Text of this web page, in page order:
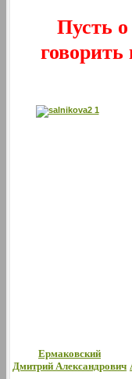
Пусть
Ермаковский
Дмитрий Александрович